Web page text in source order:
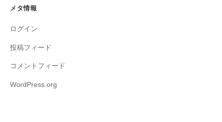
メタ情報
ログイン
投稿フィード
コメントフィード
WordPress.org